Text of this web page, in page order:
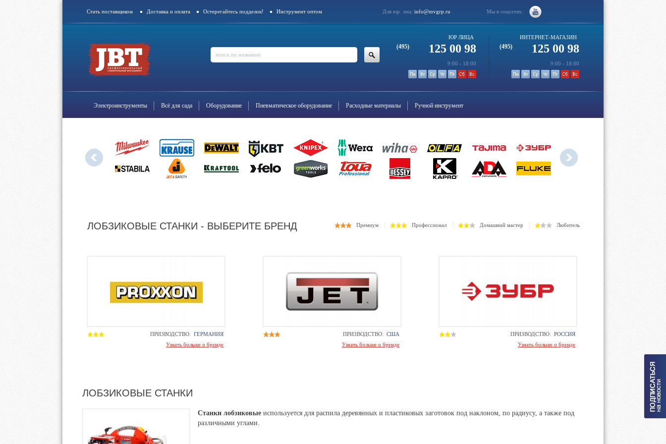
Стать поставщиком Доставка и оплата Остерегайтесь подделок!
Инструмент оптом
Для юр. лиц: info@mvgrp.ru Мы в соцсетях:
ЮР ЛИЦА
(495) 125 00 98
9:00 - 18:00
ИНТЕРНЕТ-МАГАЗИН
(495) 125 00 98
9:00 - 18:00
Электроинструменты Всё для сада Оборудование Пневматическое оборудование Расходные материалы Ручной инструмент
ЛОБЗИКОВЫЕ СТАНКИ - ВЫБЕРИТЕ БРЕНД Премиум Профессионал Домашний мастер Любитель
ПРИЗВОДСТВО: ГЕРМАНИЯ
Узнать больше о бренде
ПРИЗВОДСТВО: США
Узнать больше о бренде
ПРИЗВОДСТВО: РОССИЯ
Узнать больше о бренде
ЛОБЗИКОВЫЕ СТАНКИ
Станки лобзиковые используется для распила деревянных и пластиковых заготовок под наклоном, по радиусу, а также под
различными углами.